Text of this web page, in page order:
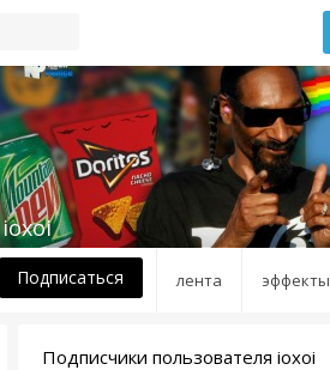
лента эффекты
ioxoi
Подписаться
Подписчики пользователя ioxoi